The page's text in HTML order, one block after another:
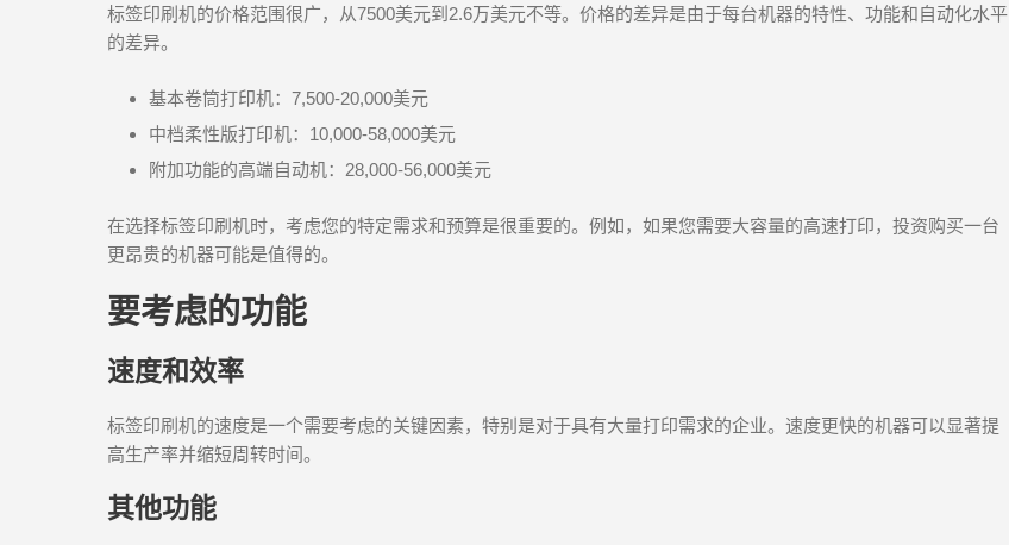
标签印刷机的价格范围很广，从7500美元到2.6万美元不等。价格的差异是由于每台机器的特性、功能和自动化水平
的差异。
基本卷筒打印机：7,500-20,000美元
中档柔性版打印机：10,000-58,000美元
附加功能的高端自动机：28,000-56,000美元
在选择标签印刷机时，考虑您的特定需求和预算是很重要的。例如，如果您需要大容量的高速打印，投资购买一台
更昂贵的机器可能是值得的。
要考虑的功能
速度和效率
标签印刷机的速度是一个需要考虑的关键因素，特别是对于具有大量打印需求的企业。速度更快的机器可以显著提
高生产率并缩短周转时间。
其他功能